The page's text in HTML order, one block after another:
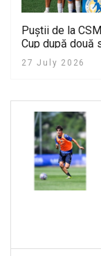
Puștii de la
Cup după două
27 July 2026